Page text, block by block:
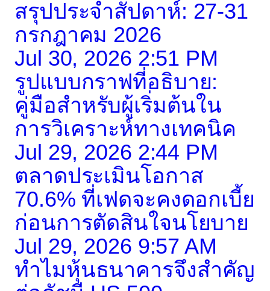
สรุปประจำสัปดาห์: 27-31
กรกฎาคม 2026
Jul 30, 2026 2:51 PM
รูปแบบกราฟที่อธิบาย:
คู่มือสำหรับผู้เริ่มต้นใน
การวิเคราะห์ทางเทคนิค
Jul 29, 2026 2:44 PM
ตลาดประเมินโอกาส
70.6% ที่เฟดจะคงดอกเบี้ย
ก่อนการตัดสินใจนโยบาย
Jul 29, 2026 9:57 AM
ทำไมหุ้นธนาคารจึงสำคัญ